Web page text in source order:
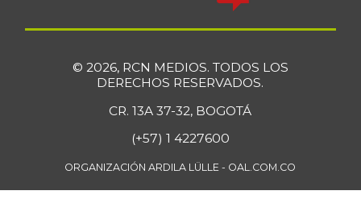
© 2026, RCN MEDIOS. TODOS LOS
DERECHOS RESERVADOS.
CR. 13A 37-32, BOGOTÁ
(+57) 1 4227600
ORGANIZACIÓN ARDILA LÜLLE - OAL.COM.CO